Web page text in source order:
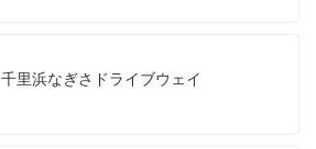
千里浜なぎさドライブウェイ